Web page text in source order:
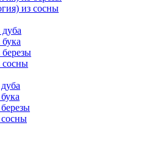
из сосны